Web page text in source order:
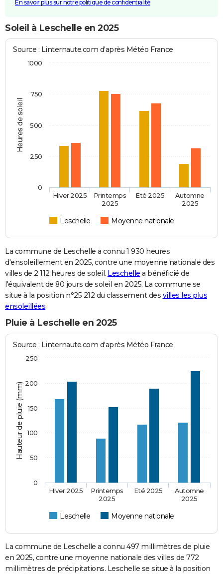
En savoir plus sur notre politique de confidentialité
Soleil à Leschelle en 2025
Heures de soleil
Source : Linternaute.com d'après Météo France
Leschelle Moyenne nationale
Hiver 2025
Printemps
2025
Eté 2025
Automne
2025
0
1000
250
500
750
La commune de Leschelle a connu 1 930 heures
d'ensoleillement en 2025, contre une moyenne nationale des
villes de 2 112 heures de soleil. Leschelle a bénéficié de
l'équivalent de 80 jours de soleil en 2025. La commune se
situe à la position n°25 212 du classement des villes les plus
ensoleillées.
Pluie à Leschelle en 2025
Hauteur de pluie (mm)
Source : Linternaute.com d'après Météo France
Leschelle Moyenne nationale
Hiver 2025
Printemps
2025
Eté 2025
Automne
2025
0
50
100
150
200
250
La commune de Leschelle a connu 497 millimètres de pluie
en 2025, contre une moyenne nationale des villes de 772
millimètres de précipitations. Leschelle se situe à la position